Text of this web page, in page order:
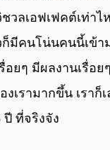
วลเอฟเฟคต์เท่า
ก็มีคนโน่นคนนี้เข้
ยๆ มีผลงานเรื่อ
งเรามากขึ้น เรา
ที่จริงจัง